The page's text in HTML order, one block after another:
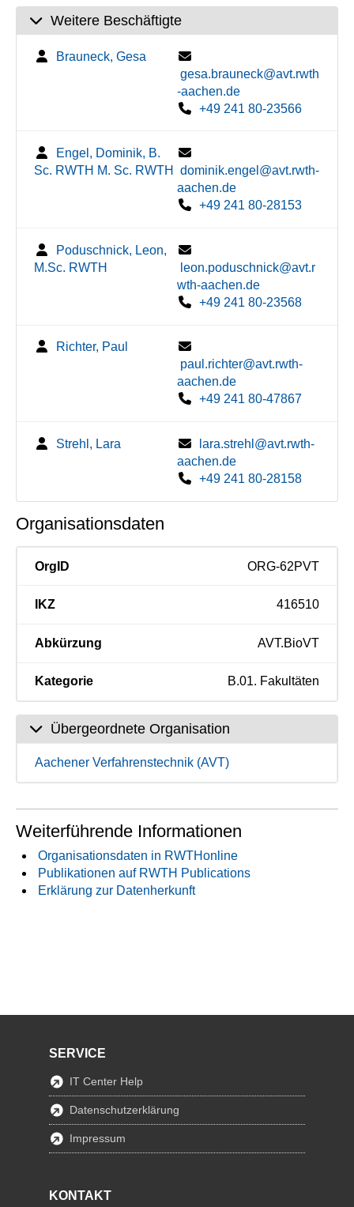
Weitere Beschäftigte
Brauneck, Gesa
gesa.brauneck@avt.rwth
-aachen.de
+49 241 80-23566
Engel, Dominik, B.
Sc. RWTH M. Sc. RWTH
dominik.engel@avt.rwth-
aachen.de
+49 241 80-28153
Poduschnick, Leon,
M.Sc. RWTH
leon.poduschnick@avt.r
wth-aachen.de
+49 241 80-23568
Richter, Paul
paul.richter@avt.rwth-
aachen.de
+49 241 80-47867
Strehl, Lara
lara.strehl@avt.rwth-
aachen.de
+49 241 80-28158
Organisationsdaten
OrgID ORG-62PVT
IKZ 416510
Abkürzung AVT.BioVT
Kategorie B.01. Fakultäten
Übergeordnete Organisation
Aachener Verfahrenstechnik (AVT)
Weiterführende Informationen
Organisationsdaten in RWTHonline
Publikationen auf RWTH Publications
Erklärung zur Datenherkunft
SERVICE
IT Center Help
Datenschutzerklärung
Impressum
KONTAKT